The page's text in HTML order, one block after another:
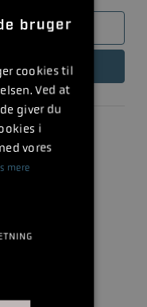
bruger
cookies til
Ved at
giver du
i
vores
mere